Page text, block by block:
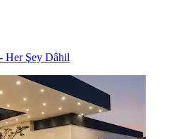
Şey Dâhil